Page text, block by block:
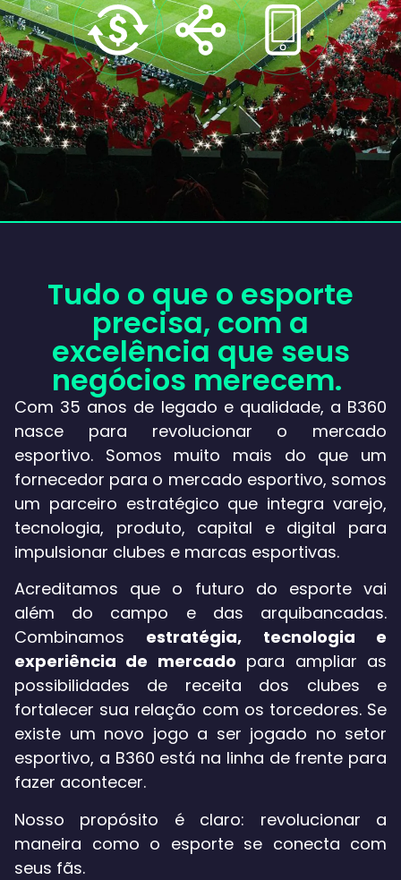
Tudo o que o esporte
precisa, com a
excelência que seus
negócios merecem.
Com 35 anos de legado e qualidade, a B360
nasce para revolucionar o mercado
esportivo. Somos muito mais do que um
fornecedor para o mercado esportivo, somos
um parceiro estratégico que integra varejo,
tecnologia, produto, capital e digital para
impulsionar clubes e marcas esportivas.
Acreditamos que o futuro do esporte vai
além do campo e das arquibancadas.
Combinamos estratégia, tecnologia e
experiência de mercado para ampliar as
possibilidades de receita dos clubes e
fortalecer sua relação com os torcedores. Se
existe um novo jogo a ser jogado no setor
esportivo, a B360 está na linha de frente para
fazer acontecer.
Nosso propósito é claro: revolucionar a
maneira como o esporte se conecta com
seus fãs.